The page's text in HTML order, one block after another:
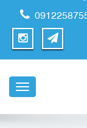
ناوبری